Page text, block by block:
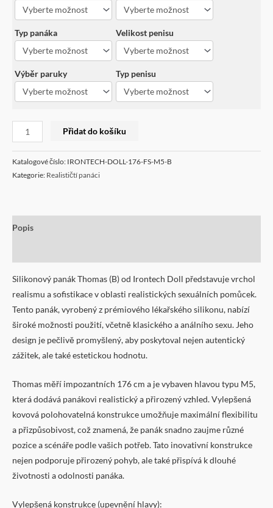
Typ panáka Velikost penisu
Výběr paruky Typ penisu
Přidat do košíku
Katalogové číslo: IRONTECH-DOLL-176-FS-M5-B
Kategorie: Realističtí panáci
Popis
Silikonový panák Thomas (B) od Irontech Doll představuje vrchol
realismu a sofistikace v oblasti realistických sexuálních pomůcek.
Tento panák, vyrobený z prémiového lékařského silikonu, nabízí
široké možnosti použití, včetně klasického a análního sexu. Jeho
design je pečlivě promyšlený, aby poskytoval nejen autentický
zážitek, ale také estetickou hodnotu.
Thomas měří impozantních 176 cm a je vybaven hlavou typu M5,
která dodává panákovi realistický a přirozený vzhled. Vylepšená
kovová polohovatelná konstrukce umožňuje maximální flexibilitu
a přizpůsobivost, což znamená, že panák snadno zaujme různé
pozice a scénáře podle vašich potřeb. Tato inovativní konstrukce
nejen podporuje přirozený pohyb, ale také přispívá k dlouhé
životnosti a odolnosti panáka.
Vylepšená konstrukce (upevnění hlavy):